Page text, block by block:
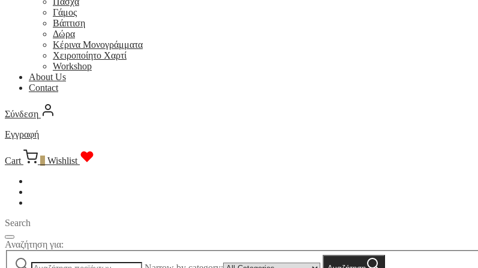
Γάμος
Βάπτιση
Δώρα
Κέρινα Μονογράμματα
Χειροποίητο Χαρτί
Workshop
About Us
Contact
Σύνδεση
Εγγραφή
Cart Wishlist
Search
Αναζήτηση για: